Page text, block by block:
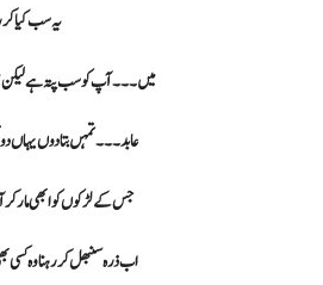
یہ سب کیا
میں۔۔۔ آپ کو سب پتہ ہے لیکن
عابد ۔۔۔تمہں بتا دوں یہاں
جس کے لڑکوں کو ابھی مار
اب ذرہ سنبھل کر رہنا وہ کسی